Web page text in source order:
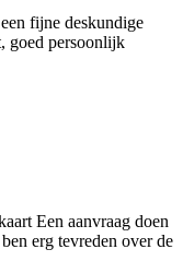
fijne deskundige
goed persoonlijk
Een aanvraag doen
erg tevreden over de